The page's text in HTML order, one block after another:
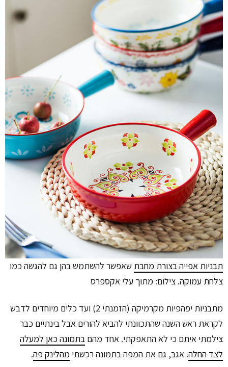
תבניות אפייה בצורת מחבת שאפשר להשתמש בהן גם להגשה כמו
צלחת עמוקה. צילום: מתוך עלי אקספרס
מתבניות יפהפיות מקרמיקה (הזמנתי 2) ועד כלים מיוחדים לדבש
לקראת ראש השנה שהתכוונתי להביא להורים אבל בינתיים כבר
צילמתי איתם כי לא התאפקתי. אחד מהם בתמונה כאן למעלה
לצד החלה. אגב, גם את המפה בתמונה רכשתי מהלינק פה.